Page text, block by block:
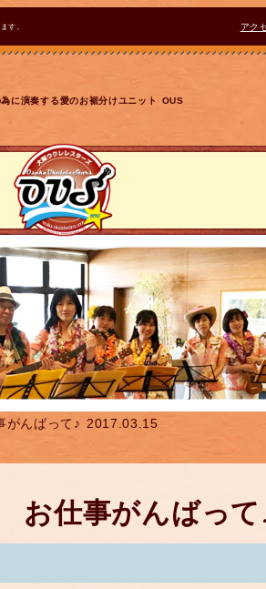
す。 アク
に演奏する愛のお裾分けユニット OUS
がんばって♪ 2017.03.15
お仕事がんばっ